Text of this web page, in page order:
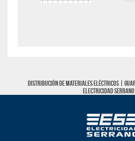
Distribución de materiales eléctricos |
Electricidad Serrano